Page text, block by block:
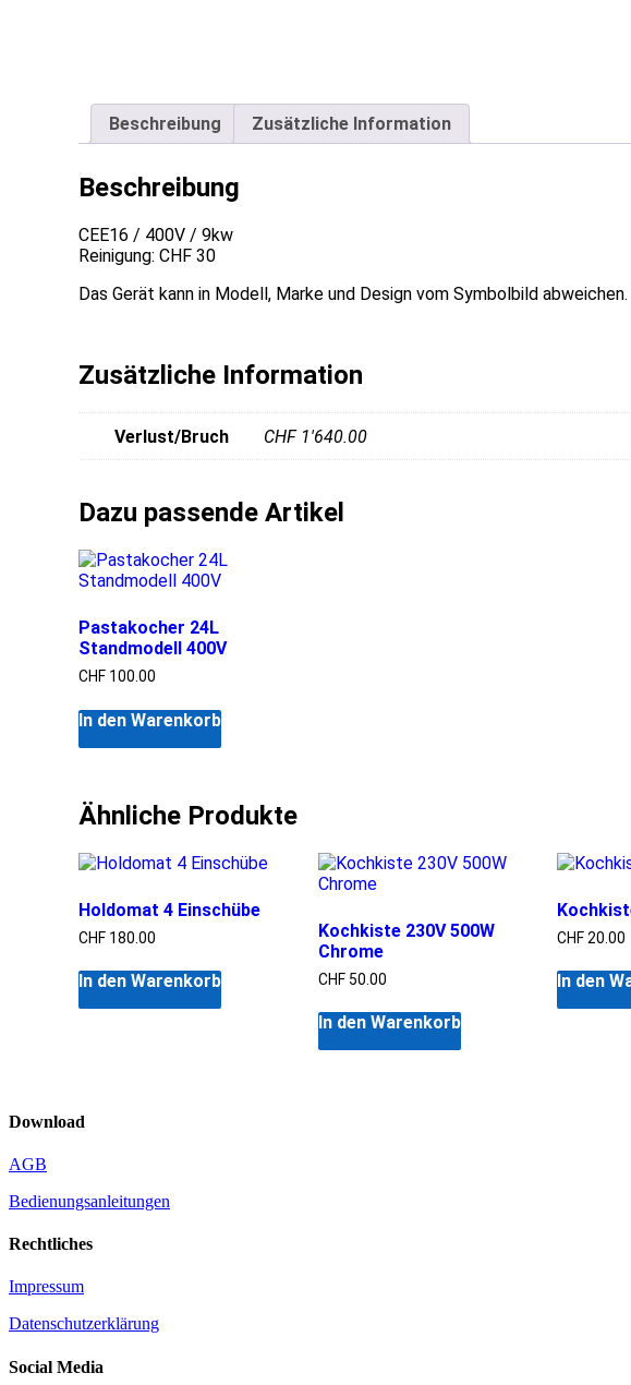
Beschreibung Zusätzliche Information
Beschreibung
CEE16 / 400V / 9kw
Reinigung: CHF 30
Das Gerät kann in Modell, Marke und Design vom Symbolbild abweichen.
Zusätzliche Information
Verlust/Bruch CHF 1'640.00
Pastakocher 24L
Standmodell 400V
CHF 100.00
In den Warenkorb
Ähnliche Produkte
Holdomat 4 Einschübe
CHF 180.00
In den Warenkorb
Kochkiste 230V 500W
Chrome
CHF50.00
In den Warenkorb
CHF 20.00
In den
Download
AGB
Bedienungsanleitungen
Rechtliches
Impressum
Datenschutzerklärung
Social Media